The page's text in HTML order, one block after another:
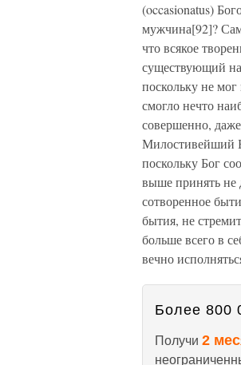
(occasionatus)
мужчина[92]?
что всякое
существующий
поскольку не
смогло нечто
совершенно,
Милостивейший
поскольку Бог
выше принять не
сотворенное
бытия, не
больше всего в
вечно
Более 800
Получи 2